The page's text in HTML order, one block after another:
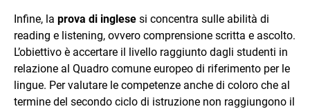
Infine, la prova di inglese si concentra sulle abilità di
reading e listening, ovvero comprensione scritta e ascolto.
L’obiettivo è accertare il livello raggiunto dagli studenti in
relazione al Quadro comune europeo di riferimento per le
lingue. Per valutare le competenze anche di coloro che al
termine del secondo ciclo di istruzione non raggiungono il